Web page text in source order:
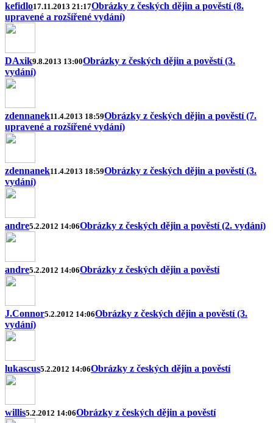
kefidlo17.11.2013 21:17Obrázky z českých dějin a pověstí (8.
upravené a rozšířené vydání)
DAxik9.8.2013 13:00Obrázky z českých dějin a pověstí (3.
vydání)
zdennanek11.4.2013 18:59Obrázky z českých dějin a pověstí (7.
upravené a rozšířené vydání)
zdennanek11.4.2013 18:59Obrázky z českých dějin a pověstí (3.
vydání)
andre5.2.2012 14:06Obrázky z českých dějin a pověstí (2. vydání)
andre5.2.2012 14:06Obrázky z českých dějin a pověstí
J.Connor5.2.2012 14:06Obrázky z českých dějin a pověstí (3.
vydání)
lukascus5.2.2012 14:06Obrázky z českých dějin a pověstí
willis5.2.2012 14:06Obrázky z českých dějin a pověstí